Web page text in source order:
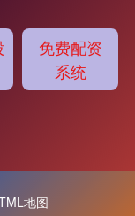
免费配资
系统
地图